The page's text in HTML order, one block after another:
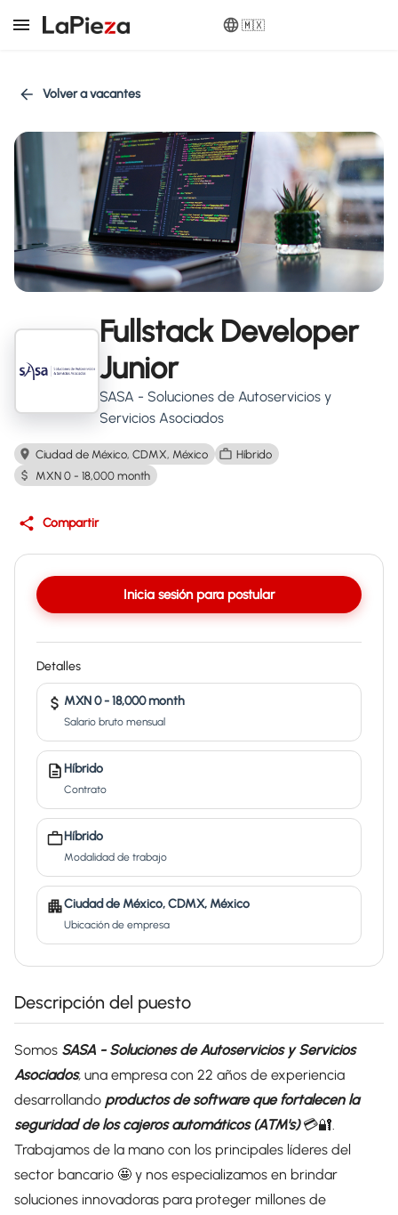
🇲🇽
Volver a vacantes
Fullstack Developer
Junior
SASA - Soluciones de Autoservicios y
Servicios Asociados
Ciudad de México, CDMX, México
Híbrido
MXN 0 - 18,000 month
Compartir
Inicia sesión para postular
Detalles
MXN 0 - 18,000 month
Salario bruto mensual
Híbrido
Contrato
Híbrido
Modalidad de trabajo
Ciudad de México, CDMX, México
Ubicación de empresa
Descripción del puesto
Somos SASA - Soluciones de Autoservicios y Servicios
Asociados, una empresa con 22 años de experiencia
desarrollando productos de software que fortalecen la
seguridad de los cajeros automáticos (ATM's)💳🔐.
Trabajamos de la mano con los principales líderes del
sector bancario 🤩 y nos especializamos en brindar
soluciones innovadoras para proteger millones de